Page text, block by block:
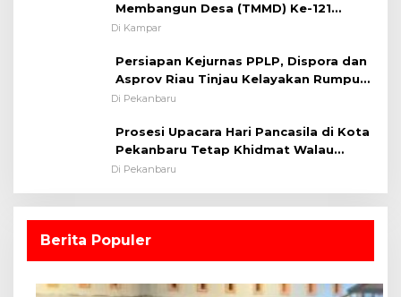
Membangun Desa (TMMD) Ke-121
Kodim 0313/KPR Tahun 2024) ?
Di Kampar
Persiapan Kejurnas PPLP, Dispora dan
Asprov Riau Tinjau Kelayakan Rumput
Lapangan Sepakbola
Di Pekanbaru
Prosesi Upacara Hari Pancasila di Kota
Pekanbaru Tetap Khidmat Walau
Dalam Ruangan
Di Pekanbaru
Berita Populer